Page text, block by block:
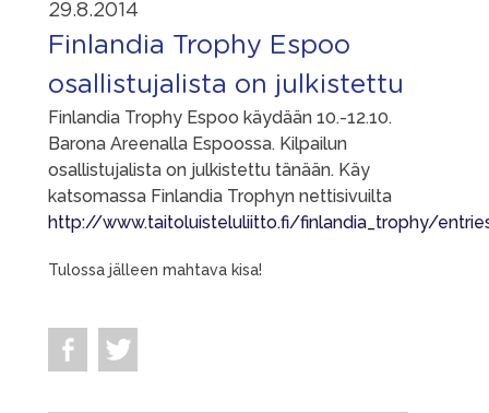
29.8.2014
Finlandia Trophy Espoo
osallistujalista on julkistettu
Finlandia Trophy Espoo käydään 10.-12.10.
Barona Areenalla Espoossa. Kilpailun
osallistujalista on julkistettu tänään. Käy
katsomassa Finlandia Trophyn nettisivuilta
http://www.taitoluisteluliitto.fi/finlandia_trophy/
Tulossa jälleen mahtava kisa!